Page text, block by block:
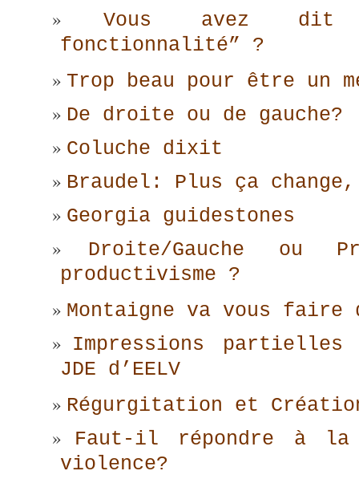
Vous avez dit
fonctionnalité” ?
Trop beau pour être un
De droite ou de gauche?
Coluche dixit
Braudel: Plus ça change,
Georgia guidestones
Droite/Gauche ou
productivisme ?
Montaigne va vous faire
Impressions
JDE d’EELV
Régurgitation et
Faut-il répondre à
violence?